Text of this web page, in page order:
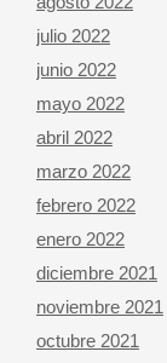
julio 2022
junio 2022
mayo 2022
abril 2022
marzo 2022
febrero 2022
enero 2022
diciembre 2021
noviembre 2021
octubre 2021